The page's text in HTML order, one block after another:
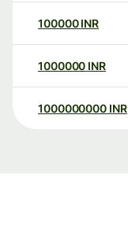
100000 INR
1000000 INR
1000000000 INR